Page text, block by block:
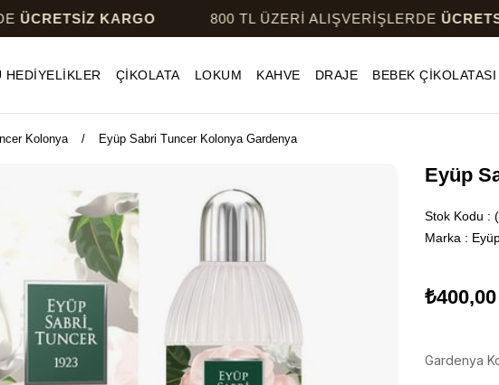
KARGO 800 TL ÜZERİ ALIŞVERİŞLERDEÜCRETSİZ
HEDİYELİKLER ÇİKOLATA LOKUM KAHVE DRAJE BEBEK ÇİKOLATASI
Kolonya Eyüp Sabri Tuncer Kolonya Gardenya
Eyüp
Stok Kodu
Marka :
₺400,00
Gardenya